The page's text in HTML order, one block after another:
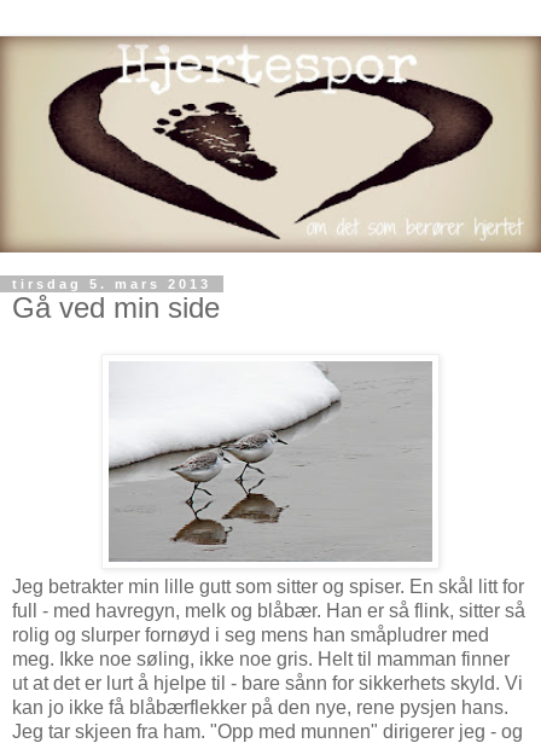
tirsdag 5. mars 2013
Gå ved min side
Jeg betrakter min lille gutt som sitter og spiser. En skål litt for
full - med havregyn, melk og blåbær. Han er så flink, sitter så
rolig og slurper fornøyd i seg mens han småpludrer med
meg. Ikke noe søling, ikke noe gris. Helt til mamman finner
ut at det er lurt å hjelpe til - bare sånn for sikkerhets skyld. Vi
kan jo ikke få blåbærflekker på den nye, rene pysjen hans.
Jeg tar skjeen fra ham. "Opp med munnen" dirigerer jeg - og